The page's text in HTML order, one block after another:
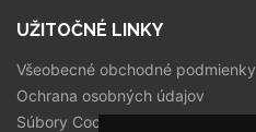
UŽITOČNÉ LINKY
Všeobecné obchodné podmienky
Ochrana osobných údajov
Súbory Cookies